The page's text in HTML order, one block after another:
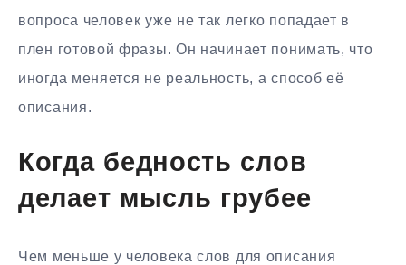
вопроса человек уже не так легко попадает в
плен готовой фразы. Он начинает понимать, что
иногда меняется не реальность, а способ её
описания.
Когда бедность слов
делает мысль грубее
Чем меньше у человека слов для описания